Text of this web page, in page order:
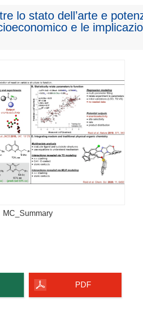
lo stato dell’arte e
e le
MC_Summary
PDF